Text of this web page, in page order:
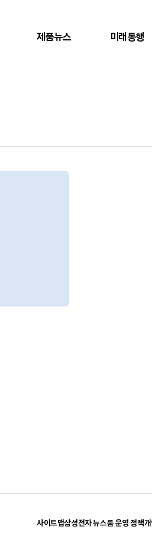
제품뉴스 미래동행
사이트맵삼성전자 뉴스룸 운영 정책